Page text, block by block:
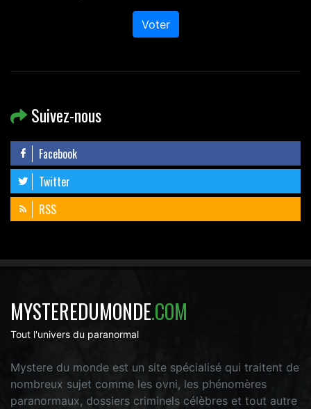
Voter
Suivez-nous
Facebook
Twitter
RSS
MYSTEREDUMONDE.COM
Tout l'univers du paranormal
Mystere du monde est un site spécialisé qui traitent de
nombreux sujet comme les ovni, les phénomères
paranormaux, dossiers criminels célèbres et tout autre